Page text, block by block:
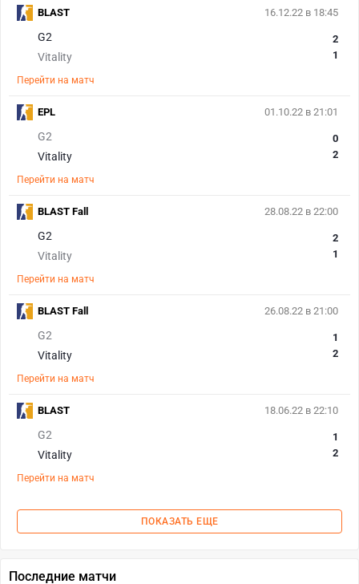
16.12.22 в 18:45
G2
Vitality
2
1
Перейти на матч
BLAST
01.10.22 в 21:01
G2
Vitality
0
2
Перейти на матч
EPL
28.08.22 в 22:00
G2
Vitality
2
1
Перейти на матч
BLAST Fall
26.08.22 в 21:00
G2
Vitality
1
2
Перейти на матч
BLAST Fall
18.06.22 в 22:10
G2
Vitality
1
2
Перейти на матч
BLAST
ПОКАЗАТЬ ЕЩЕ
Последние матчи